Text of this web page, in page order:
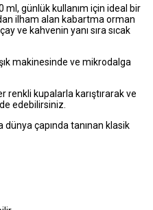
ml, günlük kullanım için ideal bir
ilham alan kabartma orman
ve kahvenin yanı sıra sıcak
makinesinde ve mikrodalga
renkli kupalarla karıştırarak ve
edebilirsiniz.
dünya çapında tanınan klasik